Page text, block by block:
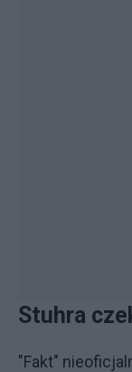
Stuhra
"Fakt"